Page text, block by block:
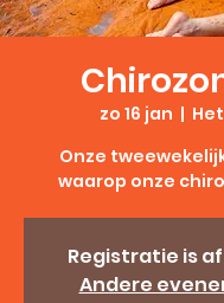
zo 16 jan
  |
Onze
waarop onze
Registratie is
Andere